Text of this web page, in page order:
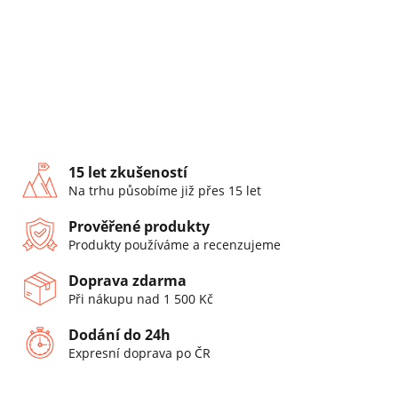
15 let zkušeností
Na trhu působíme již přes 15 let
Prověřené produkty
Produkty používáme a recenzujeme
Doprava zdarma
Při nákupu nad 1 500 Kč
Dodání do 24h
Expresní doprava po ČR